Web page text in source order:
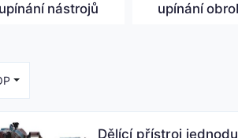
upínání nástrojů upínání
Dělící přístroj